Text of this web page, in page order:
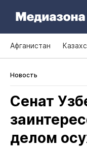
Афганистан
Новость
Сенат
делом